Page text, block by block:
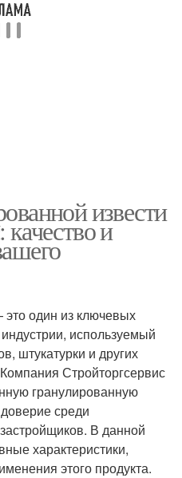
извести
и
один из ключевых
используемый
штукатурки и других
Стройторгсервис
гранулированную
среди
В данной
характеристики,
этого продукта.